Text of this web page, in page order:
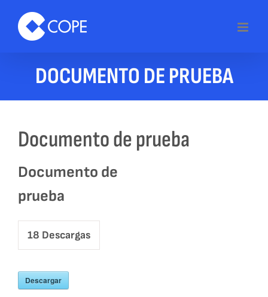
content
DOCUMENTO DE PRUEBA
Documento de prueba
Documento de
prueba
18 Descargas
Descargar